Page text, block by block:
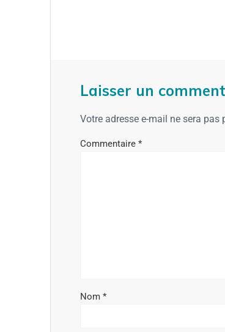
Laisser un
Votre adresse e-mail ne sera pas
Commentaire*
Nom*